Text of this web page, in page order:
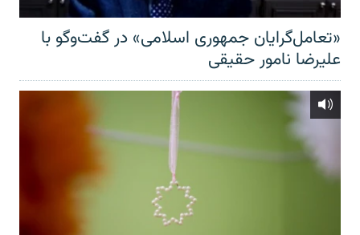
«تعامل‌گرایان جمهوری اسلامی» در گفت‌وگو با
علیرضا نامور حقیقی